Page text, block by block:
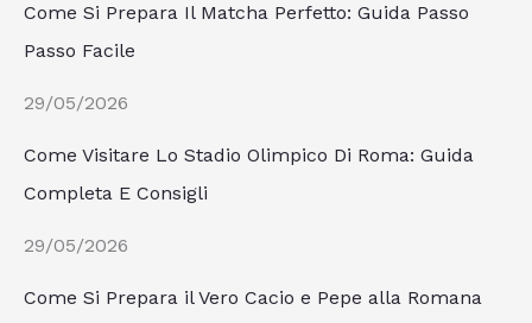
Come Si Prepara Il Matcha Perfetto: Guida Passo
Passo Facile
29/05/2026
Come Visitare Lo Stadio Olimpico Di Roma: Guida
Completa E Consigli
29/05/2026
Come Si Prepara il Vero Cacio e Pepe alla Romana